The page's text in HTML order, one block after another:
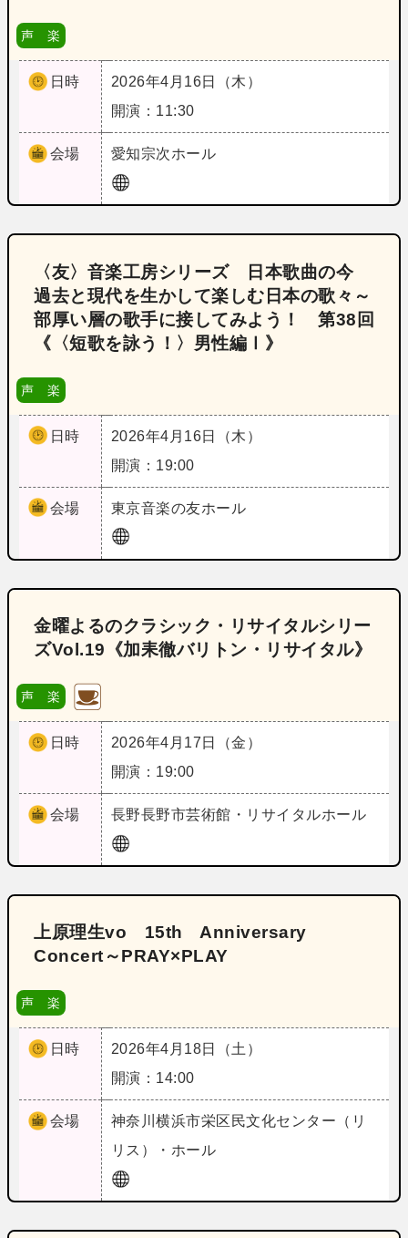
声 楽
日時
2026年4月16日（木）
開演：11:30
会場 愛知宗次ホール
〈友〉音楽工房シリーズ 日本歌曲の今
過去と現代を生かして楽しむ日本の歌々～
部厚い層の歌手に接してみよう！ 第38回
《〈短歌を詠う！〉男性編Ⅰ》
声 楽
日時
2026年4月16日（木）
開演：19:00
会場 東京音楽の友ホール
金曜よるのクラシック・リサイタルシリー
ズVol.19《加耒徹バリトン・リサイタル》
声 楽
日時
2026年4月17日（金）
開演：19:00
会場 長野長野市芸術館・リサイタルホール
上原理生vo 15th Anniversary
Concert～PRAY×PLAY
声 楽
日時
2026年4月18日（土）
開演：14:00
会場 神奈川横浜市栄区民文化センター（リ
リス）・ホール